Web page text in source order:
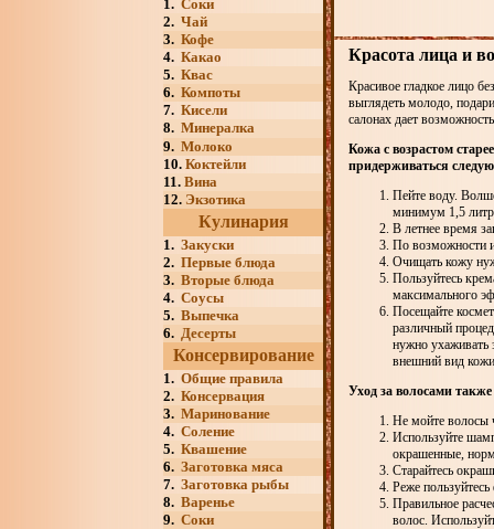
1. Соки
2. Чай
3. Кофе
4. Какао
5. Квас
6. Компоты
7. Кисели
8. Минералка
9. Молоко
10. Коктейли
11. Вина
12. Экзотика
Кулинария
1. Закуски
2. Первые блюда
3. Вторые блюда
4. Соусы
5. Выпечка
6. Десерты
Консервирование
1. Общие правила
2. Консервация
3. Маринование
4. Соление
5. Квашение
6. Заготовка мяса
7. Заготовка рыбы
8. Варенье
9. Соки
Красота лица и
Красивое гладкое лицо
выглядеть молодо,
салонах дает
Кожа с возрастом
придерживаться
Пейте воду.
минимум 1,5
В летнее время
По возможности
Очищать кожу
Пользуйтесь
максимального
Посещайте
различный
нужно ухаживать
внешний вид
Уход за волосами
Не мойте волосы
Используйте
окрашенные,
Старайтесь
Реже
Правильное
волос.